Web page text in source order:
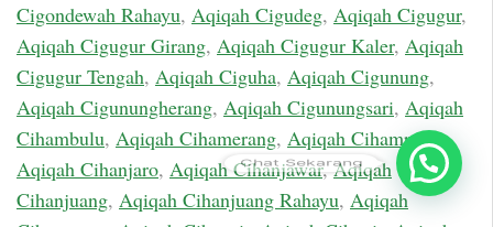
Cigondewah Rahayu, Aqiqah Cigudeg, Aqiqah Cigugur,
Aqiqah Cigugur Girang, Aqiqah Cigugur Kaler, Aqiqah
Cigugur Tengah, Aqiqah Ciguha, Aqiqah Cigunung,
Aqiqah Cigunungherang, Aqiqah Cigunungsari, Aqiqah
Cihambulu, Aqiqah Cihamerang, Aqiqah Cihampelas,
Aqiqah Cihanjaro, Aqiqah Cihanjawar,Aqiqah
Cihanjuang, Aqiqah Cihanjuang Rahayu, Aqiqah
Chat Sekarang